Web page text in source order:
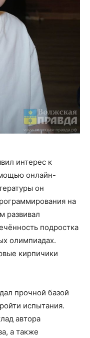
интерес к
онлайн-
он
на
развивал
подростка
олимпиадах.
кирпичики
прочной базой
испытания.
автора
а также